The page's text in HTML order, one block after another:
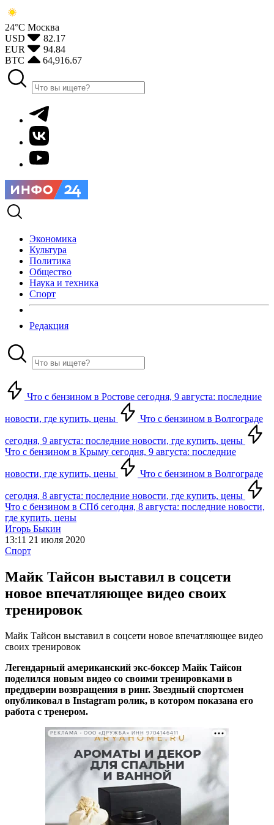
24°С Москва
USD
82.17
EUR
94.84
BTC
64,916.67
Экономика
Культура
Политика
Общество
Наука и техника
Спорт
Редакция
Что с бензином в Ростове сегодня, 9 августа: последние
новости, где купить, цены Что с бензином в Волгограде
сегодня, 9 августа: последние новости, где купить, цены
Что с бензином в Крыму сегодня, 9 августа: последние
новости, где купить, цены Что с бензином в Волгограде
сегодня, 8 августа: последние новости, где купить, цены
Что с бензином в СПб сегодня, 8 августа: последние новости,
где купить, цены
Игорь Быкин
13:11 21 июля 2020
Спорт
Майк Тайсон выставил в соцсети
новое впечатляющее видео своих
тренировок
Майк Тайсон выставил в соцсети новое впечатляющее видео
своих тренировок
Легендарный американский экс-боксер Майк Тайсон
поделился новым видео со своими тренировками в
преддверии возвращения в ринг. Звездный спортсмен
опубликовал в Instagram ролик, в котором показана его
работа с тренером.
РЕКЛАМА • ООО «ДРУЖБА» ИНН 9704146411